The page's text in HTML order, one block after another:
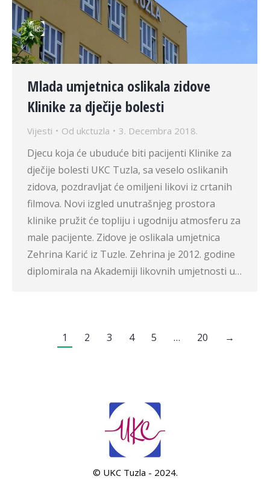
Mlada umjetnica oslikala zidove
Klinike za dječije bolesti
Vijesti Od ukctuzla 3. Decembra 2018.
Djecu koja će ubuduće biti pacijenti Klinike za
dječije bolesti UKC Tuzla, sa veselo oslikanih
zidova, pozdravljat će omiljeni likovi iz crtanih
filmova. Novi izgled unutrašnjeg prostora
klinike pružit će topliju i ugodniju atmosferu za
male pacijente. Zidove je oslikala umjetnica
Zehrina Karić iz Tuzle. Zehrina je 2012. godine
diplomirala na Akademiji likovnih umjetnosti u…
1 2 3 4 5 … 20 →
© UKC Tuzla - 2024.